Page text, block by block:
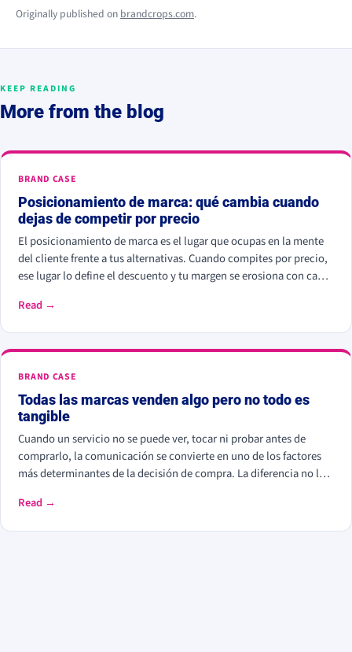
Originally published on brandcrops.com.
KEEP READING
More from the blog
BRAND CASE
Posicionamiento de marca: qué cambia cuando
dejas de competir por precio
El posicionamiento de marca es el lugar que ocupas en la mente
del cliente frente a tus alternativas. Cuando compites por precio,
ese lugar lo define el descuento y tu margen se erosiona con cada
por elegirte: Kantar calcula que las marcas percibidas como
38% más.
Read →
BRAND CASE
Todas las marcas venden algo pero no todo es
tangible
Cuando un servicio no se puede ver, tocar ni probar antes de
comprarlo, la comunicación se convierte en uno de los factores
más determinantes de la decisión de compra. La diferencia no la
expectativa que se construye y la consistencia que la sostiene.
Read →